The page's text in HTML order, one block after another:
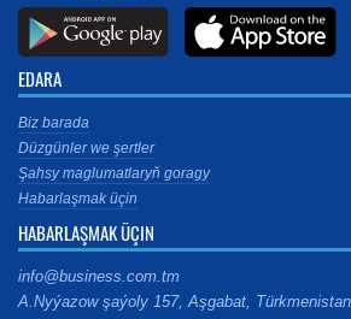
EDARA
Biz barada
Düzgünler we şertler
Şahsy maglumatlaryň goragy
Habarlaşmak üçin
HABARLAŞMAK ÜÇIN
info@business.com.tm
A.Nyýazow şaýoly 157, Aşgabat,